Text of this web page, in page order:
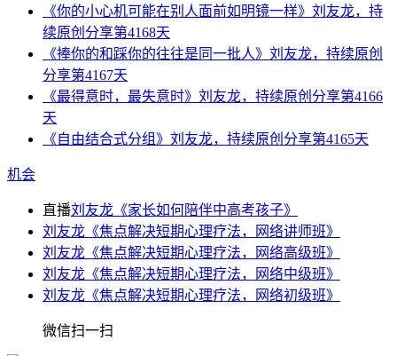
《你的小心机可能在别人面前如明镜一样》刘友龙，持
续原创分享第4168天
《捧你的和踩你的往往是同一批人》刘友龙，持续原创
分享第4167天
《最得意时，最失意时》刘友龙，持续原创分享第4166
天
《自由结合式分组》刘友龙，持续原创分享第4165天
机会
直播刘友龙《家长如何陪伴中高考孩子》
刘友龙《焦点解决短期心理疗法，网络讲师班》
刘友龙《焦点解决短期心理疗法，网络高级班》
刘友龙《焦点解决短期心理疗法，网络中级班》
刘友龙《焦点解决短期心理疗法，网络初级班》
微信扫一扫